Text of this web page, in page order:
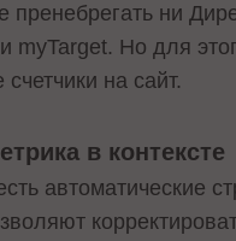
пренебрегать ни
myTarget. Но для
счетчики на сайт.
в контексте
автоматические